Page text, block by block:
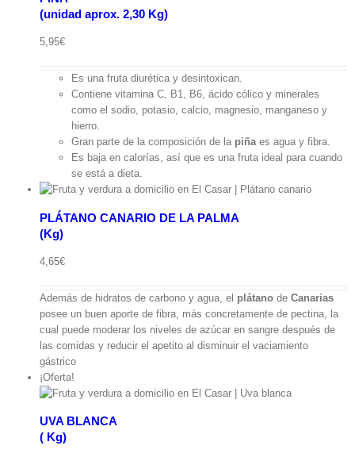
(unidad aprox. 2,30 Kg)
5,95€
Es una fruta diurética y desintoxican.
Contiene vitamina C, B1, B6, ácido cólico y minerales
como el sodio, potasio, calcio, magnesio, manganeso y
hierro.
Gran parte de la composición de la piñaes agua y fibra.
Es baja en calorías, así que es una fruta ideal para cuando
se está a dieta.
PLÁTANO CANARIO DE LA PALMA
(Kg)
4,65€
Además de hidratos de carbono y agua, el plátano de Canarias
posee un buen aporte de fibra, más concretamente de pectina, la
cual puede moderar los niveles de azúcar en sangre después de
las comidas y reducir el apetito al disminuir el vaciamiento
gástrico
¡Oferta!
UVA BLANCA
( Kg)